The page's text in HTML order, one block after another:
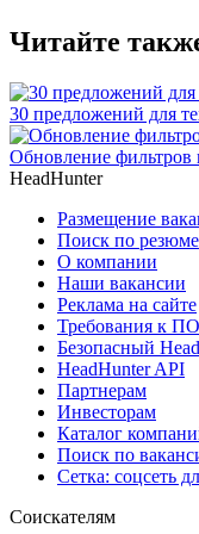
Читайте
30 предложений для
Обновление фильтров
HeadHunter
Размещение
Поиск по резюме
О компании
Наши вакансии
Реклама на сайте
Требования к ПО
Безопасный
HeadHunter API
Партнерам
Инвесторам
Каталог
Поиск по
Сетка: соцсеть
Соискателям